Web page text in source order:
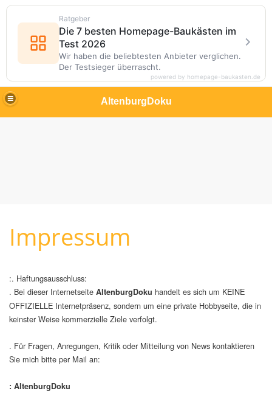
AltenburgDoku
Impressum
:. Haftungsausschluss:
. Bei dieser Internetseite AltenburgDoku handelt es sich um KEINE
OFFIZIELLE Internetpräsenz, sondern um eine private Hobbyseite, die in
keinster Weise kommerzielle Ziele verfolgt.
. Für Fragen, Anregungen, Kritik oder Mitteilung von News kontaktieren
Sie mich bitte per Mail an:
: AltenburgDoku
Ratgeber
Die 7 besten Homepage-Baukästen im
Test 2026
Wir haben die beliebtesten Anbieter verglichen.
Der Testsieger überrascht.
powered by homepage-baukasten.de